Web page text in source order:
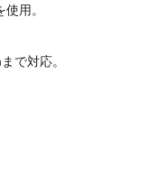
用。
で対応。